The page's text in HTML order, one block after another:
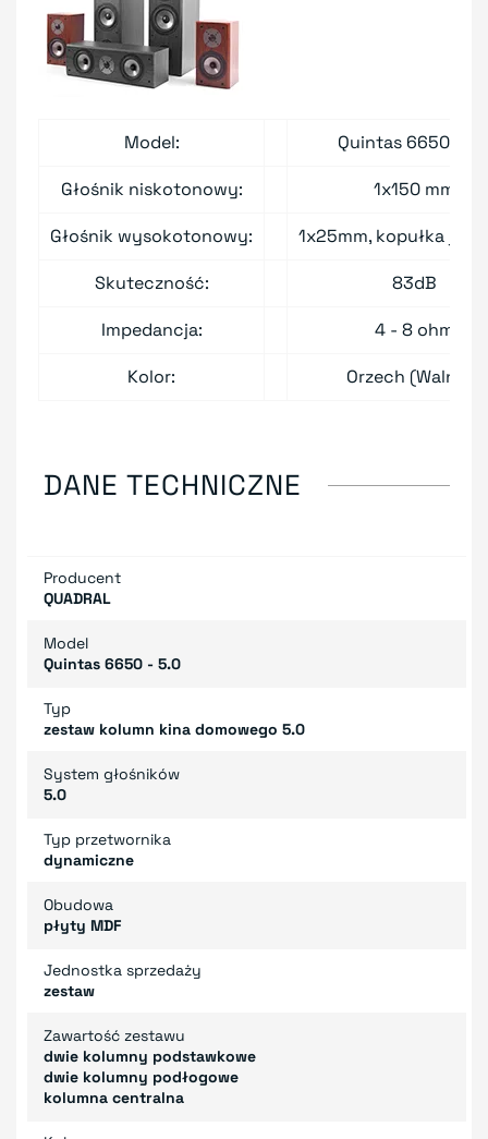
Model: Quintas 6650
Głośnik niskotonowy: 1x150 mm
Głośnik wysokotonowy: 1x25mm, kopułka
Skuteczność: 83dB
Impedancja: 4 - 8 ohm
Kolor: Orzech (Walnut)
DANE TECHNICZNE
Producent
QUADRAL
Model
Quintas 6650 - 5.0
Typ
zestaw kolumn kina domowego 5.0
System głośników
5.0
Typ przetwornika
dynamiczne
Obudowa
płyty MDF
Jednostka sprzedaży
zestaw
Zawartość zestawu
dwie kolumny podstawkowe
dwie kolumny podłogowe
kolumna centralna